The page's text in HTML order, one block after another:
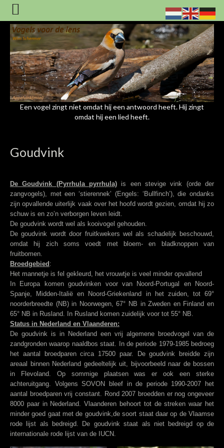
Een vogel zingt niet omdat hij een antwoord heeft. Hij zingt
omdat hij een lied heeft.
Goudvink
De Goudvink (Pyrrhula pyrrhula) is een stevige vink (orde der
zangvogels), met een ‘stierennek’ (Engels: ‘Bullfinch’), die ondanks
zijn opvallende uiterlijk vaak over het hoofd wordt gezien, omdat hij zo
schuw is en zo’n verborgen leven leidt.
De goudvink wordt wel als kooivogel gehouden.
De goudvink wordt door fruitkwekers wel als schadelijk beschouwd,
omdat hij zich soms voedt met bloem- en bladknoppen van
fruitbomen.
Broedgebied:
Het mannetje is fel gekleurd, het vrouwtje is veel minder opvallend
In Europa komen goudvinken voor van Noord-Portugal en Noord-
Spanje, Midden-Italië en Noord-Griekenland in het zuiden, tot 69°
noorderbreedte (NB) in Noorwegen, 67° NB in Zweden en Finland en
65° NB in Rusland. In Rusland komen zuidelijk voor tot 55° NB.
Status in Nederland en Vlaanderen:
De goudvink is in Nederland een vrij algemene broedvogel van de
zandgronden waarop naaldbos staat. In de periode 1979-1985 bedroeg
het aantal broedparen circa 17500 paar. De goudvink breidde zijn
areaal binnen Nederland gedeeltelijk uit, bijvoorbeeld naar de bossen
in Flevoland. Op sommige plaatsen was er ook een sterke
achteruitgang. Volgens SOVON bleef in de periode 1990-2007 het
aantal broedparen vrij constant. Rond 2007 broedden er nog ongeveer
8000 paar in Nederland. Vlaanderen behoort tot de streken waar het
minder goed gaat met de goudvink,de soort staat daar op de Vlaamse
rode lijst als bedreigd. De goudvink staat als niet bedreigd op de
internationale rode lijst van de IUCN.